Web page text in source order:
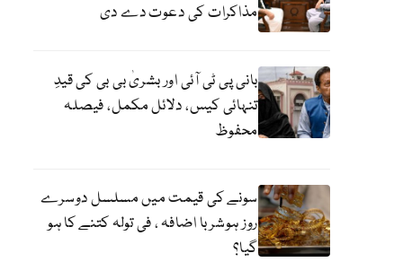
مذاکرات کی دعوت دے دی
بانی پی ٹی آئی اور بشریٰ بی بی کی قیدِ
تنہائی کیس، دلائل مکمل، فیصلہ
محفوظ
سونے کی قیمت میں مسلسل دوسرے
روز ہوشربا اضافہ ، فی تولہ کتنے کا ہو
گیا؟